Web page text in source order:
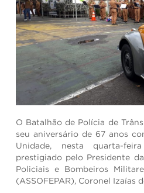
O Batalhão de Polícia de
seu aniversário de 67 anos
Unidade, nesta quarta-
prestigiado pelo Presidente
Policiais e Bombeiros
(ASSOFEPAR), Coronel Izaías